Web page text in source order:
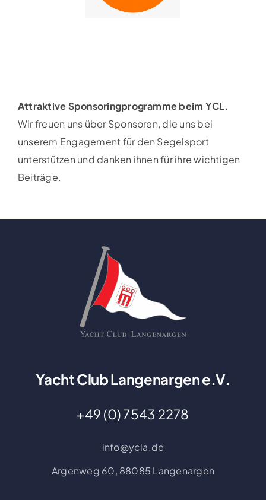
Attraktive Sponsoringprogramme beim YCL.
Wir freuen uns über Sponsoren, die uns bei
unserem Engagement für den Segelsport
unterstützen und danken ihnen für ihre wichtigen
Beiträge.
Yacht Club Langenargen e.V.
+49 (0) 7543 2278
info@ycla.de
Argenweg 60, 88085 Langenargen